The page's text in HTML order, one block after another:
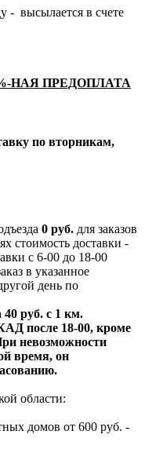
- высылается в счете
НАЯ ПРЕДОПЛАТА
по вторникам,
0 руб. для заказов
стоимость доставки -
с 6-00 до 18-00
в указанное
день по
40 руб. с 1 км.
после 18-00, кроме
невозможности
время, он
области:
домов от 600 руб. -